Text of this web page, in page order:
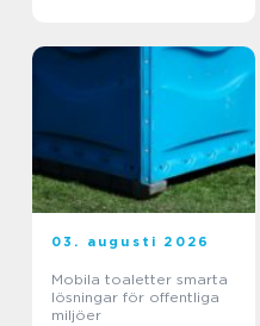
03. augusti 2026
Mobila toaletter smarta
lösningar för offentliga
miljöer